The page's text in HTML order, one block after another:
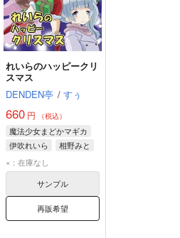
れいらのハッピークリ
スマス
DENDEN亭 / すぅ
660 円 （税込）
魔法少女まどかマギカ
伊吹れいら
相野みと
桑水せいか
×：在庫なし
サンプル
再販希望